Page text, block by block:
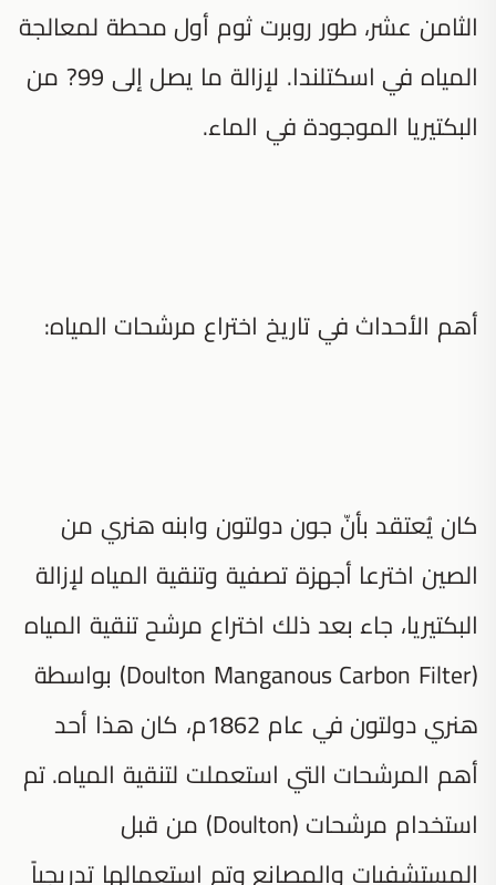
الثامن عشر، طور روبرت ثوم أول محطة لمعالجة
المياه في اسكتلندا. لإزالة ما يصل إلى 99? من
البكتيريا الموجودة في الماء.
أهم الأحداث في تاريخ اختراع مرشحات المياه:
كان يُعتقد بأنّ جون دولتون وابنه هنري من
الصين اخترعا أجهزة تصفية وتنقية المياه لإزالة
البكتيريا، جاء بعد ذلك اختراع مرشح تنقية المياه
(Doulton Manganous Carbon Filter) بواسطة
هنري دولتون في عام 1862م، كان هذا أحد
أهم المرشحات التي استعملت لتنقية المياه. تم
استخدام مرشحات (Doulton) من قبل
المستشفيات والمصانع وتم استعمالها تدريجياً